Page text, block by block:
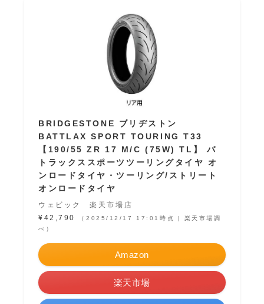
BRIDGESTONE ブリヂストン
BATTLAX SPORT TOURING T33
【190/55 ZR 17 M/C (75W) TL】 バ
トラックススポーツツーリングタイヤ オ
ンロードタイヤ・ツーリング/ストリート
オンロードタイヤ
ウェビック 楽天市場店
¥42,790
（2025/12/17 17:01時点 | 楽天市場調
べ）
Amazon
楽天市場